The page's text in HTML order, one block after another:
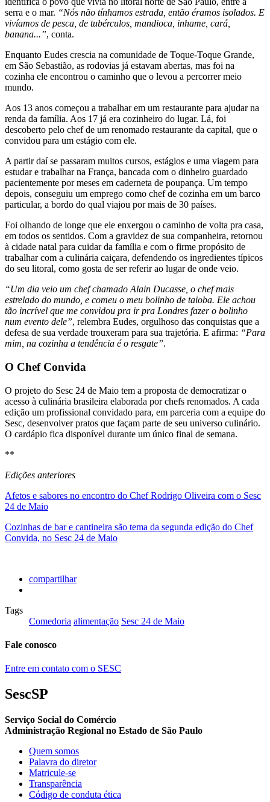
serra e o mar. “Nós não tínhamos estrada, então éramos isolados. E
vivíamos de pesca, de tubérculos, mandioca, inhame, cará,
banana...”, conta.
Enquanto Eudes crescia na comunidade de Toque-Toque Grande,
em São Sebastião, as rodovias já estavam abertas, mas foi na
cozinha ele encontrou o caminho que o levou a percorrer meio
mundo.
Aos 13 anos começou a trabalhar em um restaurante para ajudar na
renda da família. Aos 17 já era cozinheiro do lugar. Lá, foi
descoberto pelo chef de um renomado restaurante da capital, que o
convidou para um estágio com ele.
A partir daí se passaram muitos cursos, estágios e uma viagem para
estudar e trabalhar na França, bancada com o dinheiro guardado
pacientemente por meses em caderneta de poupança. Um tempo
depois, conseguiu um emprego como chef de cozinha em um barco
particular, a bordo do qual viajou por mais de 30 países.
Foi olhando de longe que ele enxergou o caminho de volta pra casa,
em todos os sentidos. Com a gravidez de sua companheira, retornou
à cidade natal para cuidar da família e com o firme propósito de
trabalhar com a culinária caiçara, defendendo os ingredientes típicos
do seu litoral, como gosta de ser referir ao lugar de onde veio.
“Um dia veio um chef chamado Alain Ducasse, o chef mais
estrelado do mundo, e comeu o meu bolinho de taioba. Ele achou
tão incrível que me convidou pra ir pra Londres fazer o bolinho
num evento dele”, relembra Eudes, orgulhoso das conquistas que a
defesa de sua verdade trouxeram para sua trajetória. E afirma: “Para
mim, na cozinha a tendência é o resgate”.
O Chef Convida
O projeto do Sesc 24 de Maio tem a proposta de democratizar o
acesso à culinária brasileira elaborada por chefs renomados. A cada
edição um profissional convidado para, em parceria com a equipe do
Sesc, desenvolver pratos que façam parte de seu universo culinário.
O cardápio fica disponível durante um único final de semana.
**
Edições anteriores
Afetos e sabores no encontro do Chef Rodrigo Oliveira com o Sesc
24 de Maio
Cozinhas de bar e cantineira são tema da segunda edição do Chef
Convida, no Sesc 24 de Maio
compartilhar
Tags
Comedoria alimentação Sesc 24 de Maio
Fale conosco
Entre em contato com o SESC
SescSP
Serviço Social do Comércio
Administração Regional no Estado de São Paulo
Quem somos
Palavra do diretor
Matricule-se
Transparência
Código de conduta ética